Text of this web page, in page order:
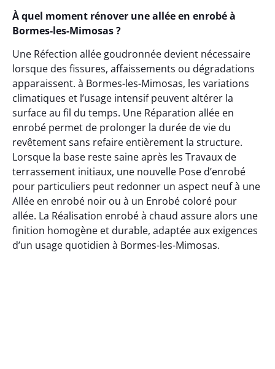
À quel moment rénover une allée en enrobé à
Bormes-les-Mimosas ?
Une Réfection allée goudronnée devient nécessaire
lorsque des fissures, affaissements ou dégradations
apparaissent. à Bormes-les-Mimosas, les variations
climatiques et l’usage intensif peuvent altérer la
surface au fil du temps. Une Réparation allée en
enrobé permet de prolonger la durée de vie du
revêtement sans refaire entièrement la structure.
Lorsque la base reste saine après les Travaux de
terrassement initiaux, une nouvelle Pose d’enrobé
pour particuliers peut redonner un aspect neuf à une
Allée en enrobé noir ou à un Enrobé coloré pour
allée. La Réalisation enrobé à chaud assure alors une
finition homogène et durable, adaptée aux exigences
d’un usage quotidien à Bormes-les-Mimosas.